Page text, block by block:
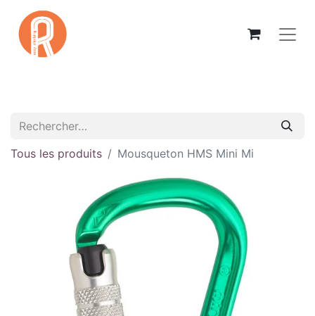
Tous les produits Mousqueton HMS Mini Mi